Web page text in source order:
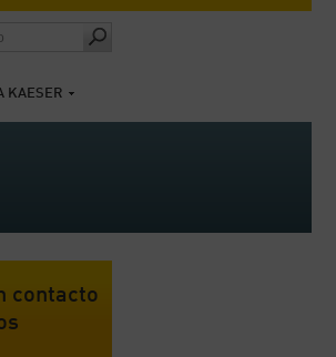
KAESER
contacto